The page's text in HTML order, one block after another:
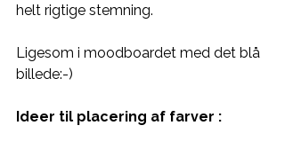
helt rigtige stemning.
Ligesom i moodboardet med det blå
billede:-)
Ideer til placering af farver :